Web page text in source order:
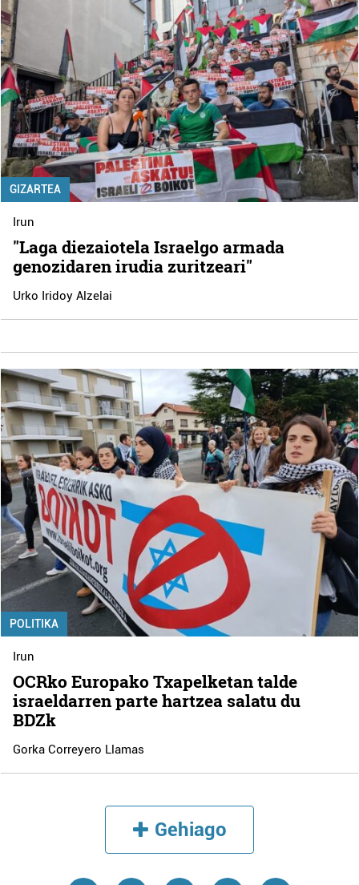
GIZARTEA
Irun
"Laga diezaiotela Israelgo armada
genozidaren irudia zuritzeari"
Urko Iridoy Alzelai
POLITIKA
Irun
OCRko Europako Txapelketan talde
israeldarren parte hartzea salatu du
BDZk
Gorka Correyero Llamas
Gehiago